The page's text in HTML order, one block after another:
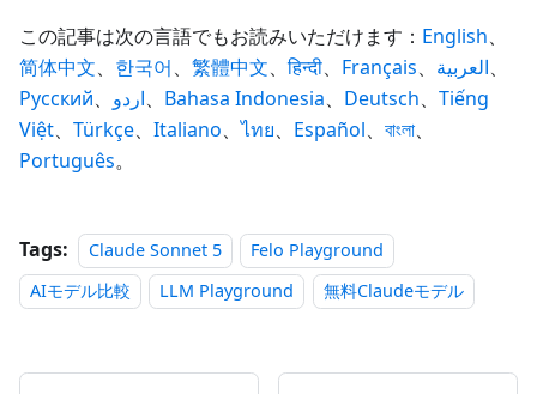
この記事は次の言語でもお読みいただけます： English、
简体中文、 한국어、 繁體中文、हिन्दी、 Français、 العربية、
Русский、 اردو、 Bahasa Indonesia、 Deutsch、 Tiếng
Việt、 Türkçe、 Italiano、ไทย、 Español、 বাংলা、
Português。
Tags: Claude Sonnet 5
Felo Playground
AIモデル比較
LLM Playground 無料Claudeモデル